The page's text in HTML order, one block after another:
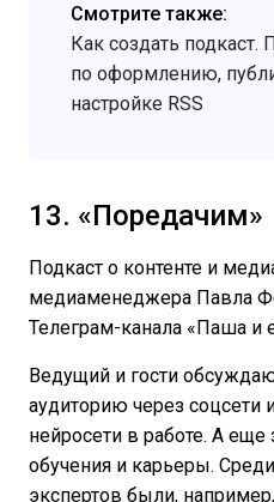
Смотрите также:
Как создать подкаст.
по оформлению,
настройке RSS
13. «Поредачим»
Подкаст о контенте и
медиаменеджера Павла
Телеграм-канала «Паша и
Ведущий и гости
аудиторию через соцсети
нейросети в работе. А
обучения и карьеры.
экспертов были,